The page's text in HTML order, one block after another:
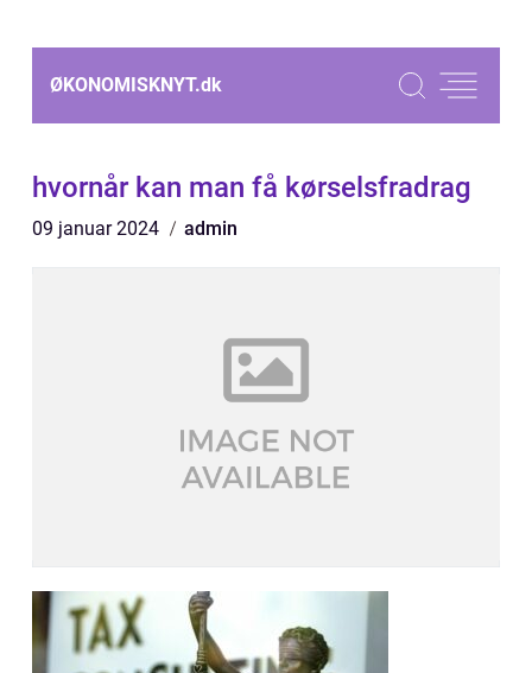
ØKONOMISKNYT.dk
hvornår kan man få kørselsfradrag
09 januar 2024 admin